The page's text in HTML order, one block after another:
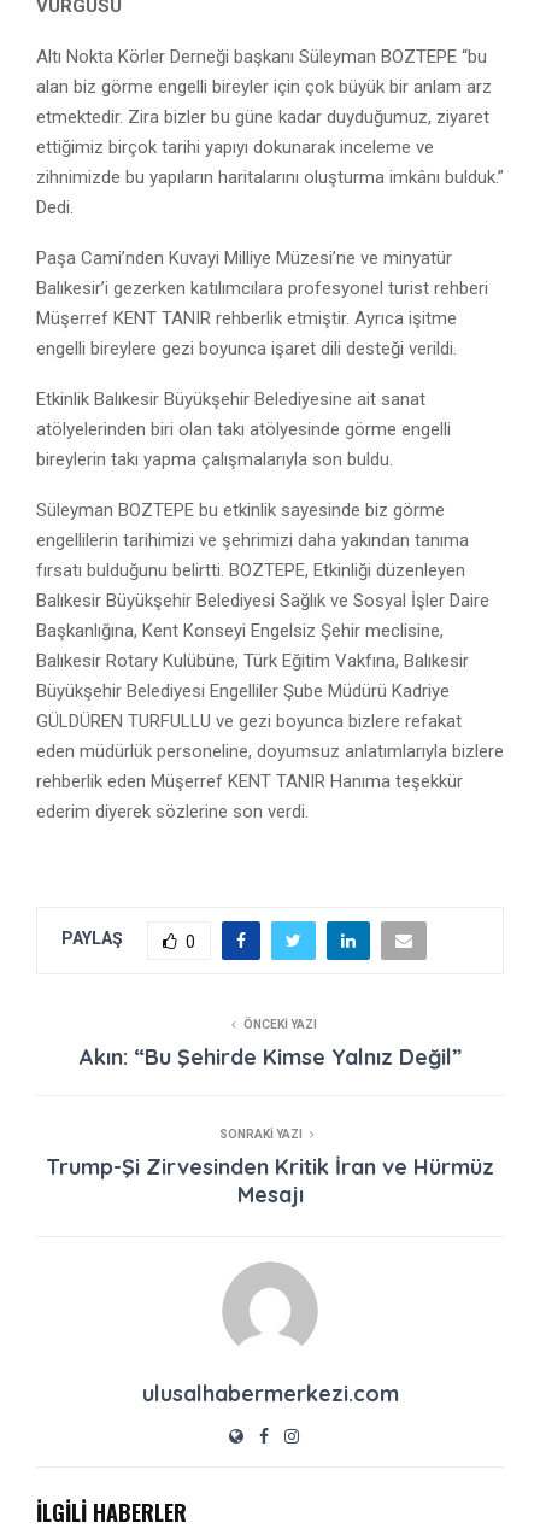
VURGUSU
Altı Nokta Körler Derneği başkanı Süleyman BOZTEPE “bu
alan biz görme engelli bireyler için çok büyük bir anlam arz
etmektedir. Zira bizler bu güne kadar duyduğumuz, ziyaret
ettiğimiz birçok tarihi yapıyı dokunarak inceleme ve
zihnimizde bu yapıların haritalarını oluşturma imkânı bulduk.”
Dedi.
Paşa Cami’nden Kuvayi Milliye Müzesi’ne ve minyatür
Balıkesir’i gezerken katılımcılara profesyonel turist rehberi
Müşerref KENT TANIR rehberlik etmiştir. Ayrıca işitme
engelli bireylere gezi boyunca işaret dili desteği verildi.
Etkinlik Balıkesir Büyükşehir Belediyesine ait sanat
atölyelerinden biri olan takı atölyesinde görme engelli
bireylerin takı yapma çalışmalarıyla son buldu.
Süleyman BOZTEPE bu etkinlik sayesinde biz görme
engellilerin tarihimizi ve şehrimizi daha yakından tanıma
fırsatı bulduğunu belirtti. BOZTEPE, Etkinliği düzenleyen
Balıkesir Büyükşehir Belediyesi Sağlık ve Sosyal İşler Daire
Başkanlığına, Kent Konseyi Engelsiz Şehir meclisine,
Balıkesir Rotary Kulübüne, Türk Eğitim Vakfına, Balıkesir
Büyükşehir Belediyesi Engelliler Şube Müdürü Kadriye
GÜLDÜREN TURFULLU ve gezi boyunca bizlere refakat
eden müdürlük personeline, doyumsuz anlatımlarıyla bizlere
rehberlik eden Müşerref KENT TANIR Hanıma teşekkür
ederim diyerek sözlerine son verdi.
PAYLAŞ 0
ÖNCEKI YAZI
Akın: “Bu Şehirde Kimse Yalnız Değil”
SONRAKI YAZI
Trump-Şi Zirvesinden Kritik İran ve Hürmüz
Mesajı
ulusalhabermerkezi.com
İLGİLİ HABERLER